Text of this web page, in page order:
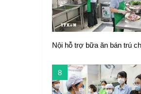
Nội hỗ trợ bữa ăn bán trú
8